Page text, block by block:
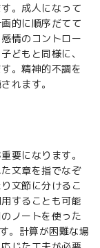
。成人になって
的に順序だてて
情のコントロー
どもと同様に、
。精神的不調を
れます。
要になります。
文章を指でなぞ
文節に分けるこ
することも可能
ノートを使った
。計算が困難な場